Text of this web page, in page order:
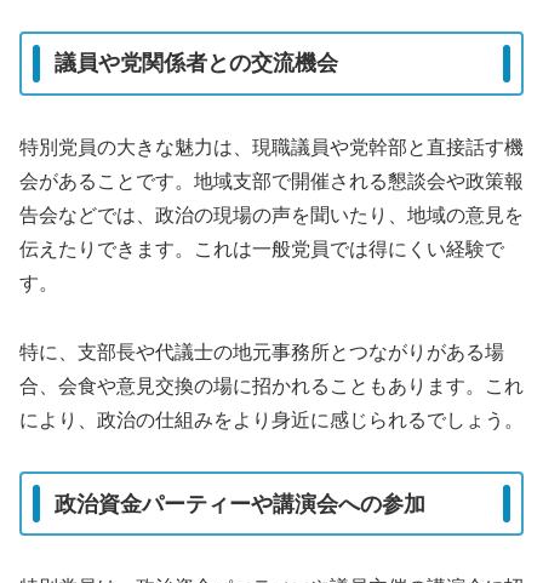
議員や党関係者との交流機会
特別党員の大きな魅力は、現職議員や党幹部と直接話す機
会があることです。地域支部で開催される懇談会や政策報
告会などでは、政治の現場の声を聞いたり、地域の意見を
伝えたりできます。これは一般党員では得にくい経験で
す。
特に、支部長や代議士の地元事務所とつながりがある場
合、会食や意見交換の場に招かれることもあります。これ
により、政治の仕組みをより身近に感じられるでしょう。
政治資金パーティーや講演会への参加